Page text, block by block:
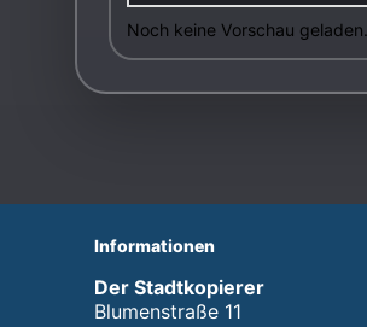
Noch keine Vorschau geladen.
Informationen
Der Stadtkopierer
Blumenstraße 11